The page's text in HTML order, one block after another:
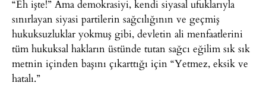
“Eh işte!” Ama demokrasiyi, kendi siyasal ufuklarıyla
sınırlayan siyasi partilerin sağcılığının ve geçmiş
hukuksuzluklar yokmuş gibi, devletin ali menfaatlerini
tüm hukuksal hakların üstünde tutan sağcı eğilim sık sık
metnin içinden başını çıkarttığı için “Yetmez, eksik ve
hatalı.”